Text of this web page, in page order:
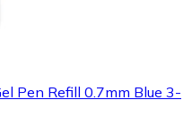
Pen Refill 0.7mm Blue 3-